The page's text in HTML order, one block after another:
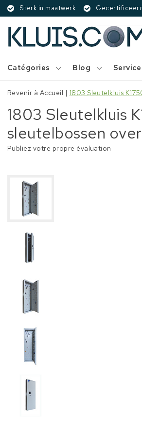
Sterk in maatwerk
Catégories Blog
Revenir à Accueil | 1803 Sleutelkluis
1803 Sleutelkluis
sleutelbossen
Publiez votre propre évaluation